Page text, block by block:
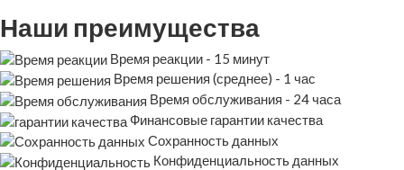
Наши преимущества
Время реакции - 15 минут
Время решения (среднее) - 1 час
Время обслуживания - 24 часа
Финансовые гарантии качества
Сохранность данных
Конфиденциальность данных